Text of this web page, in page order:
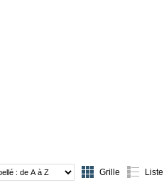
Grille Liste